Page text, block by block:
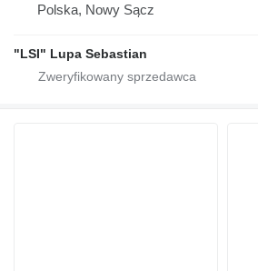
Polska, Nowy Sącz
"LSI" Lupa Sebastian